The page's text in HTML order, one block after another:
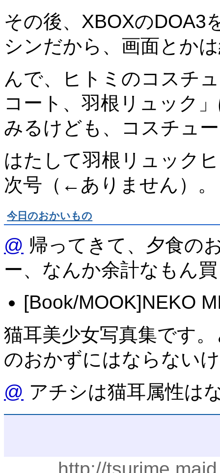
その後、XBOXのDOA3
シンだから、画面とか
んで、ヒトミのコスチ
コート、羽根リュック
みるけども、コスチュ
はたして羽根リュック
次号（←ありません）。
今日のおかいもの
@ 帰ってきて、夕食の
ー、なんか余計なもん
[Book/MOOK]NEKO
猫耳美少女写真集です
のおかずにはならない
@ アチシは猫耳属性は